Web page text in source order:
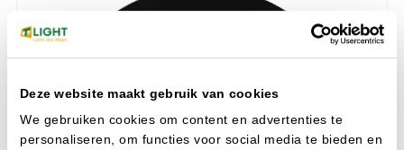
Deze website maakt gebruik van cookies
We gebruiken cookies om content en advertenties te
personaliseren, om functies voor social media te bieden en